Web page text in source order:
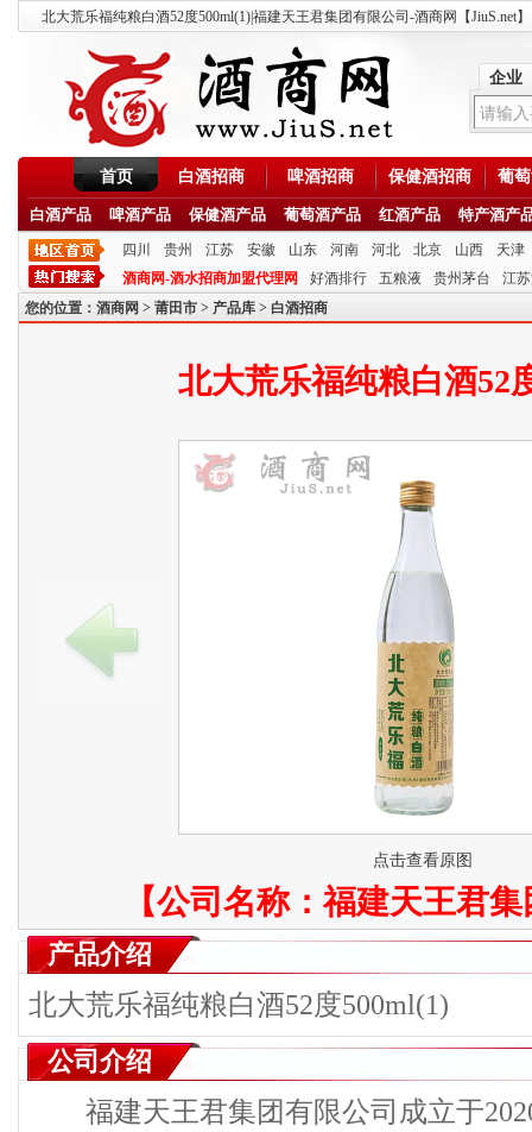
北大荒乐福纯粮白酒52度500ml(1)|福建天王君集团有限公司-酒商网【JiuS.net】
企业
首页 白酒招商 啤酒招商 保健酒招商 葡
白酒产品 啤酒产品 保健酒产品 葡萄酒产品 红酒产品 特产酒产
四川 贵州 江苏 安徽 山东 河南 河北 北京 山西
天津
酒商网-酒水招商加盟代理网
好酒排行 五粮液 贵州茅台
江
您的位置： 酒商网 > 莆田市 > 产品库 > 白酒招商
北大荒乐福纯粮白酒52
点击查看原图
【公司名称：福建天王君
产品介绍
北大荒乐福纯粮白酒52度500ml(1)
公司介绍
福建天王君集团有限公司成立于